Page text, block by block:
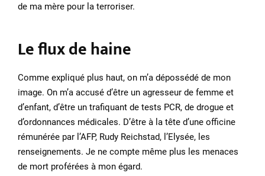
de ma mère pour la terroriser.
Le flux de haine
Comme expliqué plus haut, on m’a dépossédé de mon
image. On m’a accusé d’être un agresseur de femme et
d’enfant, d’être un trafiquant de tests PCR, de drogue et
d’ordonnances médicales. D’être à la tête d’une officine
rémunérée par l’AFP, Rudy Reichstad, l’Elysée, les
renseignements. Je ne compte même plus les menaces
de mort proférées à mon égard.